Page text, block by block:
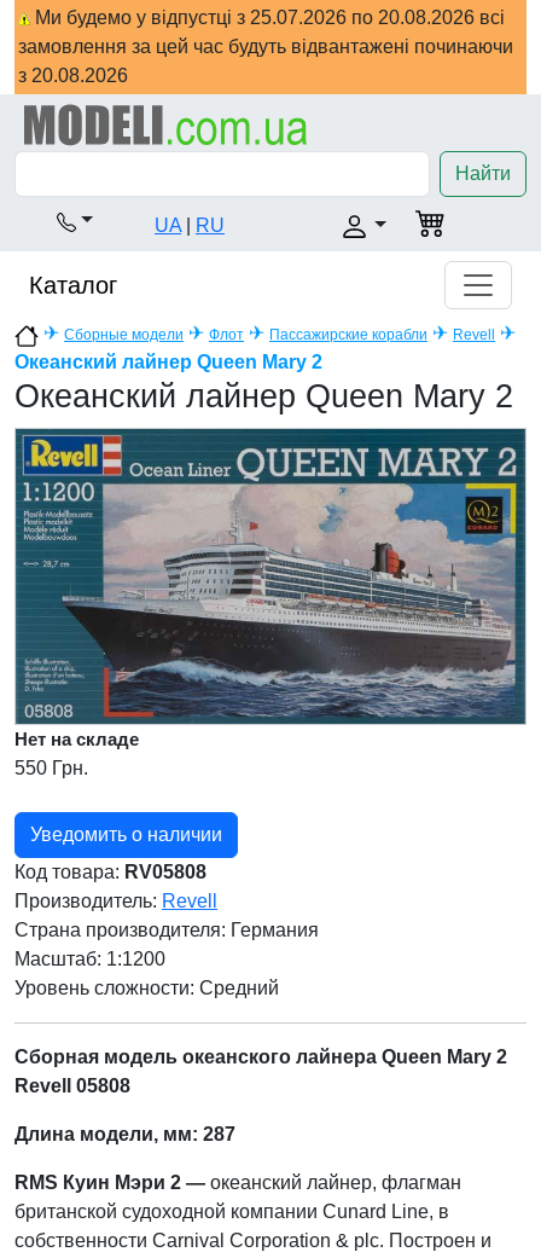
Ми будемо у відпустці з 25.07.2026 по 20.08.2026 всі
замовлення за цей час будуть відвантажені починаючи
з 20.08.2026
Найти
UA RU
Каталог
✈ Сборные модели ✈ Флот ✈ Пассажирские корабли ✈ Revell
✈
Океанский лайнер Queen Mary 2
Океанский лайнер Queen Mary 2
Нет на складе
550 Грн.
Уведомить о наличии
Код товара: RV05808
Производитель: Revell
Страна производителя: Германия
Масштаб: 1:1200
Уровень сложности: Cредний
Сборная модель океанского лайнера Queen Mary 2
Revell 05808
Длина модели, мм: 287
RMS Куин Мэри 2 — океанский лайнер, флагман
британской судоходной компании Cunard Line, в
собственности Carnival Corporation & plc. Построен и